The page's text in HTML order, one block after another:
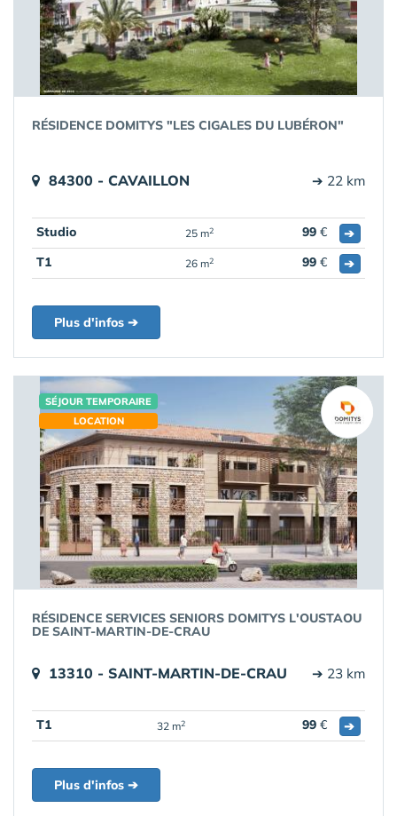
RÉSIDENCE DOMITYS "LES CIGALES DU LUBÉRON"
84300 - CAVAILLON ➔ 22 km
Studio 25 m2 99 €
➔
T1
26 m2 99 € ➔
Plus d'infos ➔
SÉJOUR TEMPORAIRE
LOCATION
RÉSIDENCE SERVICES SENIORS DOMITYS L'OUSTAOU
DE SAINT-MARTIN-DE-CRAU
13310 - SAINT-MARTIN-DE-CRAU ➔ 23 km
T1 32 m2 99 € ➔
Plus d'infos ➔